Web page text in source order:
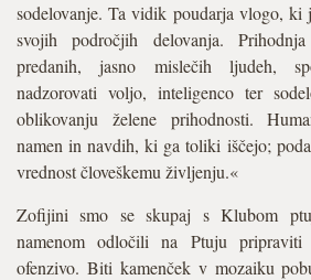
sodelovanje. Ta vidik poudarja vlogo,
svojih področjih delovanja.
predanih, jasno mislečih ljudeh,
nadzorovati voljo, inteligenco ter
oblikovanju želene prihodnosti.
namen in navdih, ki ga toliki iščejo;
vrednost človeškemu življenju.«
Zofijini smo se skupaj s Klubom
namenom odločili na Ptuju pripraviti
ofenzivo. Biti kamenček v mozaiku